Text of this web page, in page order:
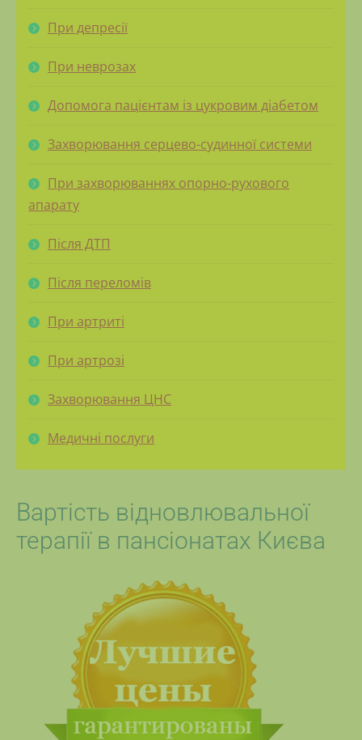
При депресії
При неврозах
Допомога пацієнтам із цукровим діабетом
Захворювання серцево-судинної системи
При захворюваннях опорно-рухового
апарату
Після ДТП
Після переломів
При артриті
При артрозі
Захворювання ЦНС
Медичні послуги
Вартість відновлювальної
терапії в пансіонатах Києва